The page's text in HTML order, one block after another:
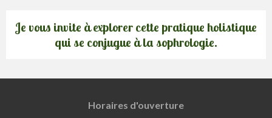
Je vous invite à explorer cette pratique holistique
qui se conjugue à la sophrologie.
Horaires d'ouverture